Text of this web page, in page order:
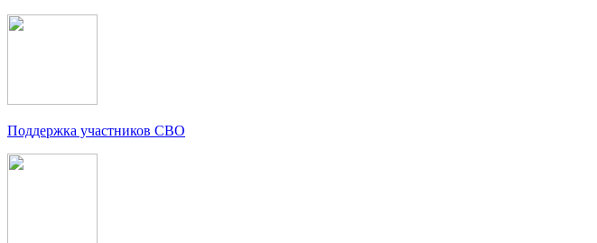
Поддержка участников СВО